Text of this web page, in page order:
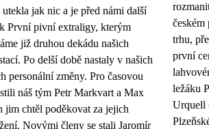
utekla jak nic a je před námi další
První pivní extraligy, kterým
již druhou dekádu našich
Po delší době nastaly v našich
personální změny. Pro časovou
náš tým Petr Markvart a Max
jim chtěl poděkovat za jejich
Novými členy se stali Jaromír
trhu,
první
ležáku
Urquell